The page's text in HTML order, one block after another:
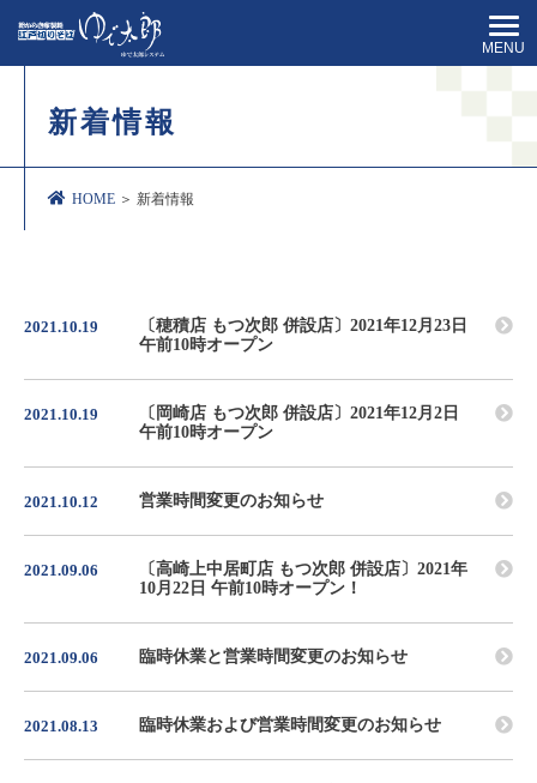
MENU
新着情報
HOME ＞ 新着情報
2021.10.19
〔穂積店 もつ次郎 併設店〕2021年12月23日
午前10時オープン
2021.10.19
〔岡崎店 もつ次郎 併設店〕2021年12月2日
午前10時オープン
2021.10.12 営業時間変更のお知らせ
2021.09.06
〔高崎上中居町店 もつ次郎 併設店〕2021年
10月22日 午前10時オープン！
2021.09.06 臨時休業と営業時間変更のお知らせ
2021.08.13 臨時休業および営業時間変更のお知らせ